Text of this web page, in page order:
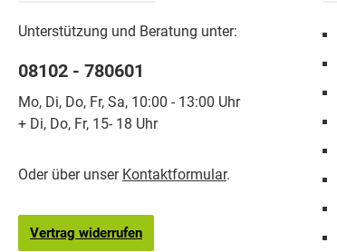
Unterstützung und Beratung unter:
08102 - 780601
Mo, Di, Do, Fr, Sa, 10:00 - 13:00 Uhr
+ Di, Do, Fr, 15- 18 Uhr
Oder über unser Kontaktformular.
Vertrag widerrufen